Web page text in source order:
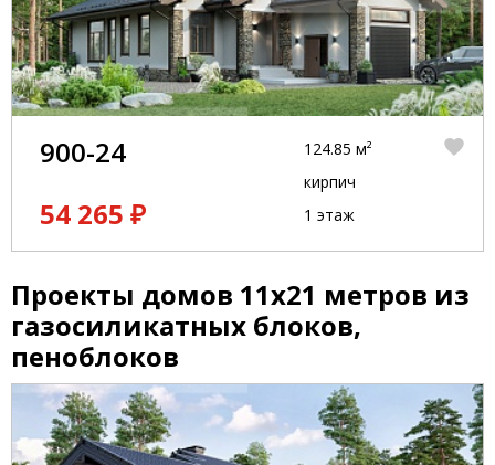
900-24
54 265 ₽
124.85 м²
кирпич
1 этаж
Проекты домов 11x21 метров из
газосиликатных блоков,
пеноблоков